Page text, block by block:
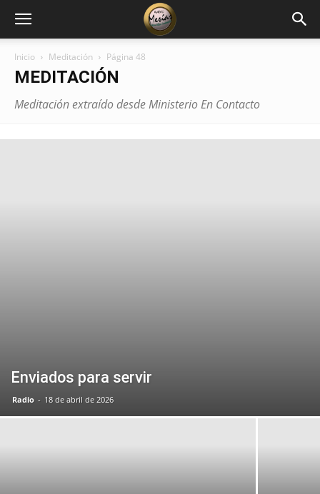
Inicio Meditación Página 48
MEDITACIÓN
Meditación extraído desde Ministerio En Contacto
Enviados para servir
Radio - 18 de abril de 2026